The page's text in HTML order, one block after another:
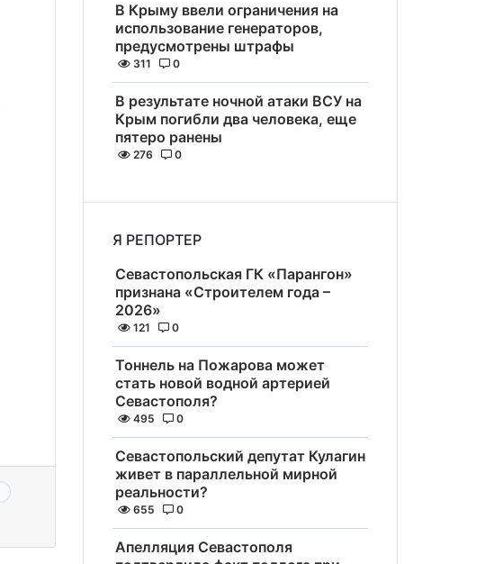
В Крыму ввели ограничения на
использование генераторов,
предусмотрены штрафы
311 0
В результате ночной атаки ВСУ на
Крым погибли два человека, еще
пятеро ранены
276 0
Я РЕПОРТЕР
Севастопольская ГК «Парангон»
признана «Строителем года –
2026»
121 0
Тоннель на Пожарова может
стать новой водной артерией
Севастополя?
495 0
Севастопольский депутат Кулагин
живет в параллельной мирной
реальности?
655 0
Апелляция Севастополя